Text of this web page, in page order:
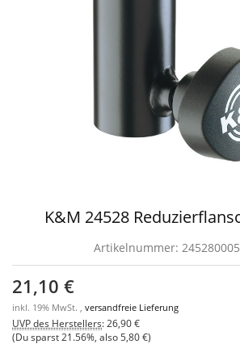
K&M 24528
Artikelnummer:
21,10 €
inkl. 19% MwSt. , versandfreie Lieferung
UVP des Herstellers: 26,90 €
(Du sparst 21.56% , also 5,80 €)